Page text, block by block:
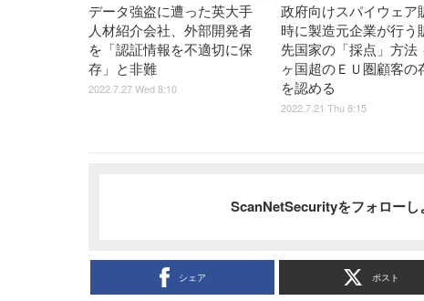
データ強盗に遭った英大手
人材紹介会社、外部開発者
を「認証情報を不適切に保
存」と非難
2022.7.27 Wed 8:10
政府向けスパイウェア
時に製造元企業が行う
先国家の「採点」方法
ヶ国超のＥＵ圏顧客の
を認める
2022.7.21 Thu 8:15
ScanNetSecurityをフォローし
シェア ポスト